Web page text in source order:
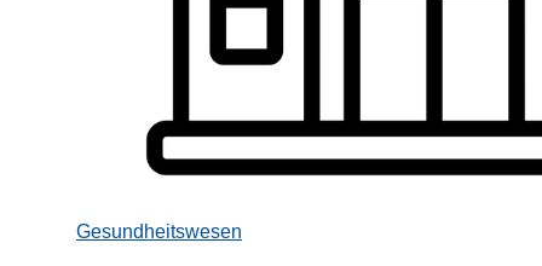
Gesundheitswesen